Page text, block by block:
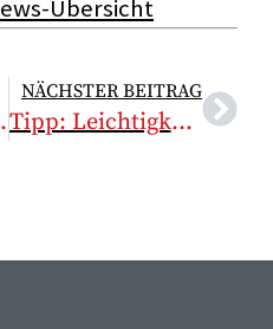
Übersicht
Plenum
NÄCHSTER BEITRAG
Tipp: Leichtigkeit im Team – Team-Erlebnis – Team-Motto